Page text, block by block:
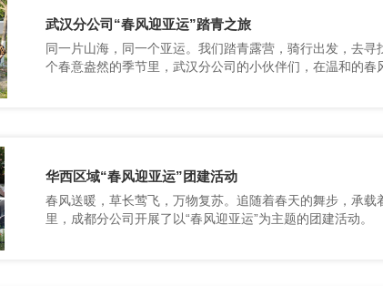
武汉分公司“春风迎亚运”踏青之旅
华西区域“春风迎亚运”团建活动
里，成都分公司开展了以“春风迎亚运”为主题的团建活动。